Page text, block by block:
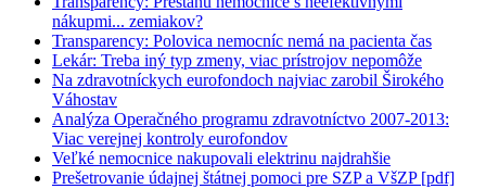
nákupmi... zemiakov?
Transparency: Polovica nemocníc nemá na pacienta čas
Lekár: Treba iný typ zmeny, viac prístrojov nepomôže
Na zdravotníckych eurofondoch najviac zarobil Širokého
Váhostav
Analýza Operačného programu zdravotníctvo 2007-2013:
Viac verejnej kontroly eurofondov
Veľké nemocnice nakupovali elektrinu najdrahšie
Prešetrovanie údajnej štátnej pomoci pre SZP a VšZP [pdf]